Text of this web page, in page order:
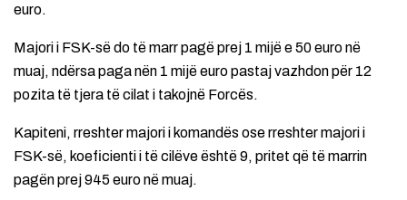
euro.
Majori i FSK-së do të marr pagë prej 1 mijë e 50 euro në
muaj, ndërsa paga nën 1 mijë euro pastaj vazhdon për 12
pozita të tjera të cilat i takojnë Forcës.
Kapiteni, rreshter majori i komandës ose rreshter majori i
FSK-së, koeficienti i të cilëve është 9, pritet që të marrin
pagën prej 945 euro në muaj.